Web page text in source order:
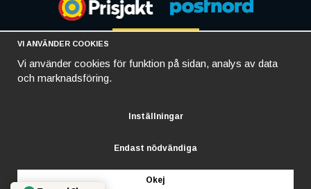
VI ANVÄNDER COOKIES
Vi använder cookies för funktion på sidan, analys av data
och marknadsföring.
Inställningar
Endast nödvändiga
Okej